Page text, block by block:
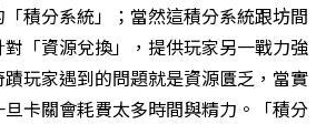
積分系統」；當然這積分系統跟坊間
「資源兌換」，提供玩家另一戰力強
玩家遇到的問題就是資源匱乏，當實
卡關會耗費太多時間與精力。「積分